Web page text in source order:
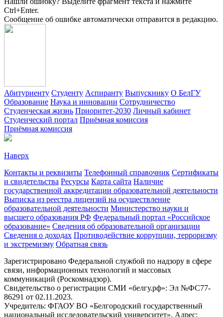
Ctrl+Enter.
Сообщение об ошибке автоматически отправится в редакцию.
Абитуриенту Студенту Аспиранту Выпускнику О БелГУ
Образование Наука и инновации Сотрудничество
Студенческая жизнь Приоритет-2030 Личный кабинет
Студенческий портал Приёмная комиссия
Приёмная комиссия
Наверх
Контакты и реквизиты Телефонный справочник Сертификаты
и свидетельства Ресурсы Карта сайта Наличие
государственной аккредитации образовательной деятельности
Выписка из реестра лицензий на осуществление
образовательной деятельности Министерствo науки и
высшего образования РФ Федеральный портал «Российское
образование» Сведения об образовательной организации
Сведения о доходах Противодействие коррупции, терроризму
и экстремизму Обратная связь
Зарегистрировано Федеральной службой по надзору в сфере
связи, информационных технологий и массовых
коммуникаций (Роскомнадзор).
Свидетельство о регистрации СМИ «белгу.рф»: Эл №ФС77-
86291 от 02.11.2023.
Учредитель: ФГАОУ ВО «Белгородский государственный
национальный исследовательский университет». Адрес: